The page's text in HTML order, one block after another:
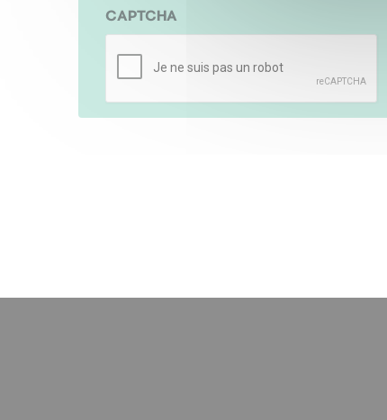
CAPTCHA